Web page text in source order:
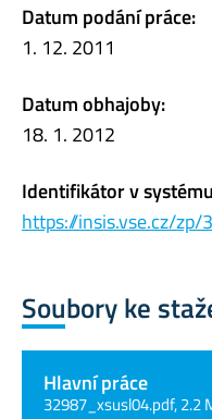
Datum podání práce:
1. 12. 2011
Datum obhajoby:
18. 1. 2012
Identifikátor v
https://insis.vse.cz/
Soubory ke
Hlavní práce
32987_xsusl04.pdf, 2.2